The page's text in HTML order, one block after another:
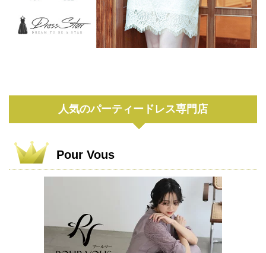
人気のパーティードレス専門店
Pour Vous